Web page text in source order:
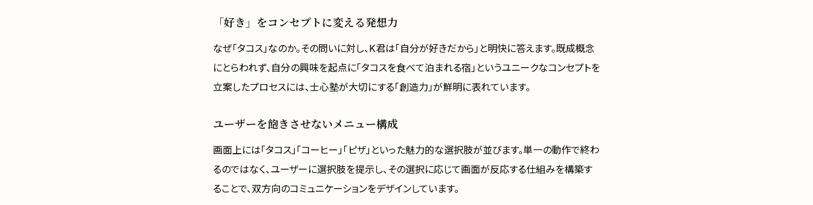
「好き」をコンセプトに変える発想力
なぜ「タコス」なのか。その問いに対し、K君は「自分が好きだから」と明快に答えます。既成概念
にとらわれず、自分の興味を起点に「タコスを食べて泊まれる宿」というユニークなコンセプトを
立案したプロセスには、士心塾が大切にする「創造力」が鮮明に表れています。
ユーザーを飽きさせないメニュー構成
画面上には「タコス」「コーヒー」「ピザ」といった魅力的な選択肢が並びます。単一の動作で終わ
るのではなく、ユーザーに選択肢を提示し、その選択に応じて画面が反応する仕組みを構築す
ることで、双方向のコミュニケーションをデザインしています。